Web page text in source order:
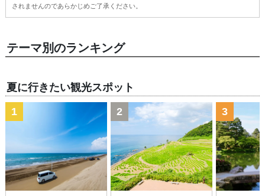
されませんのであらかじめご了承ください。
テーマ別のランキング
夏に行きたい観光スポット
1 2 3